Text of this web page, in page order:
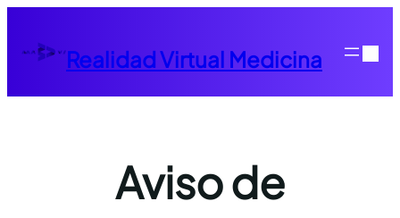
contenidoRealidad Virtual Medicina
Aviso de